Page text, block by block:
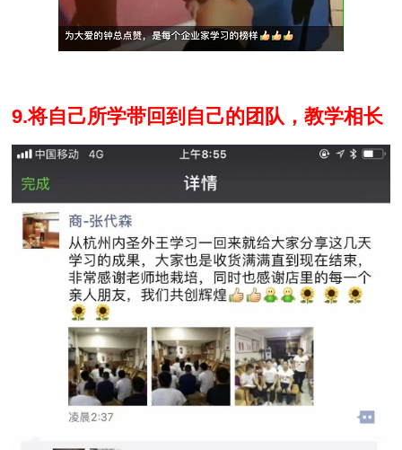
9.将自己所学带回到自己的团队，教学相长